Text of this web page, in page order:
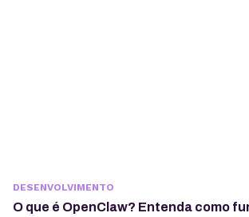
DESENVOLVIMENTO
O que é OpenClaw? Entenda como